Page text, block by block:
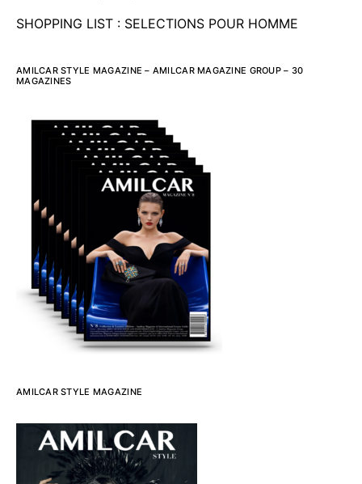
SHOPPING LIST : SELECTIONS POUR HOMME
AMILCAR STYLE MAGAZINE – AMILCAR MAGAZINE GROUP – 30
MAGAZINES
AMILCAR STYLE MAGAZINE